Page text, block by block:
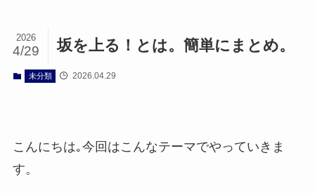
坂を上る！とは。簡単にまとめ。
2026
4/29
未分類 2026.04.29
こんにちは｡今回はこんなテーマでやっていきま
す。